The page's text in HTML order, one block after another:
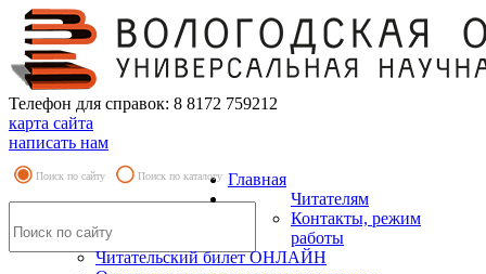
Телефон для справок: 8 8172 759212
карта сайта
написать нам
Поиск по сайту Поиск по каталогу Главная
Читателям
Контакты, режим
работы
Читательский билет ОНЛАЙН